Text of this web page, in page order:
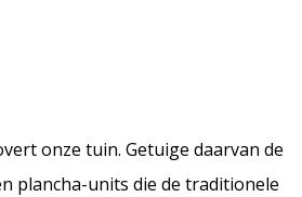
onze tuin. Getuige daarvan de
plancha-units die de traditionele